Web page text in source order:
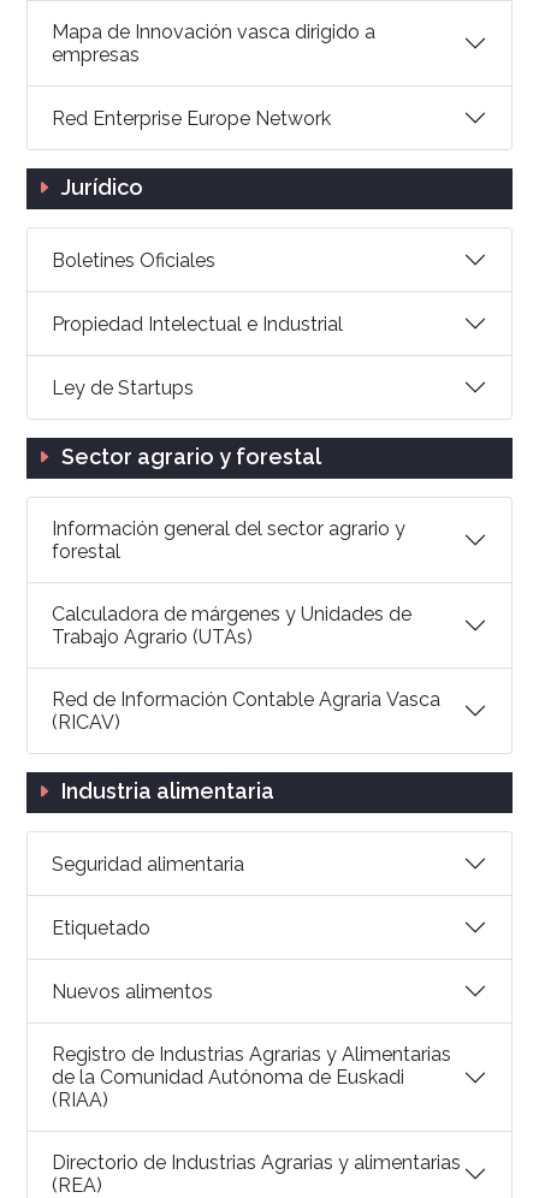
Mapa de Innovación vasca dirigido a
empresas
Red Enterprise Europe Network
Jurídico
Boletines Oficiales
Propiedad Intelectual e Industrial
Ley de Startups
Sector agrario y forestal
Información general del sector agrario y
forestal
Calculadora de márgenes y Unidades de
Trabajo Agrario (UTAs)
Red de Información Contable Agraria Vasca
(RICAV)
Industria alimentaria
Seguridad alimentaria
Etiquetado
Nuevos alimentos
Registro de Industrias Agrarias y Alimentarias
de la Comunidad Autónoma de Euskadi
(RIAA)
Directorio de Industrias Agrarias y alimentarias
(REA)